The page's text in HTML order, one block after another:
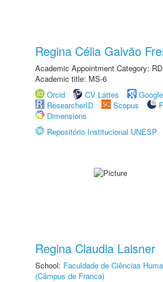
Regina Célia Galvão
Academic Appointment Category:
Academic title: MS-6
Orcid
CV Lattes
ResearcherID
Scopus
Dimensions
Repositório Institucional UNESP
Regina Claudia Laisner
School: Faculdade de Ciências
(Câmpus de Franca)